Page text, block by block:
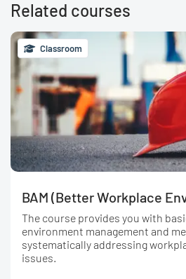
Related courses
Classroom
BAM (Better Workplace
The course provides you with
environment management and
systematically addressing
issues.